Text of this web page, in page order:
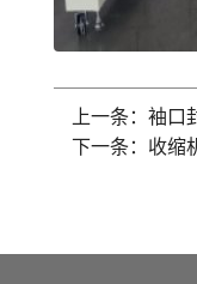
上一条：袖口
下一条：收缩